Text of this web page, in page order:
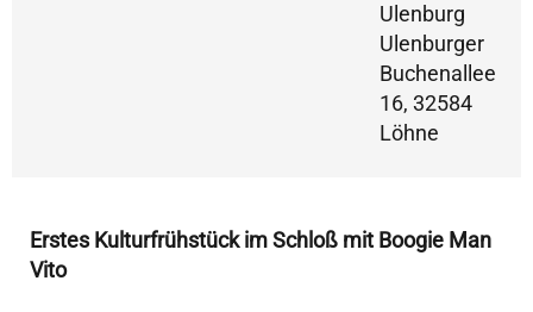
Ulenburg
Ulenburger
Buchenallee
16, 32584
Löhne
Erstes Kulturfrühstück im Schloß mit Boogie Man
Vito